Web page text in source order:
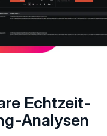
Echtzeit-
Analysen